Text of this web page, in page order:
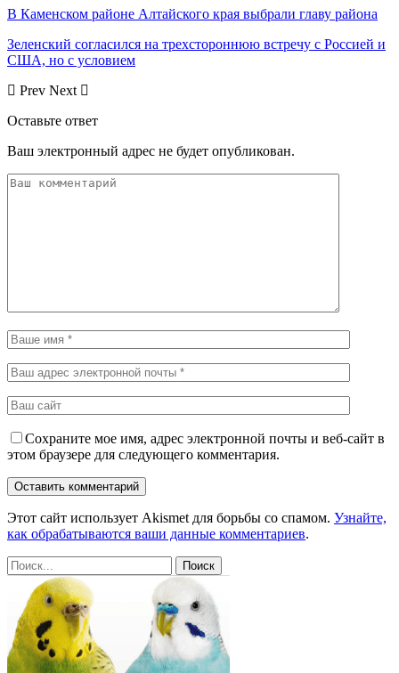
В Каменском районе Алтайского края выбрали главу района
Зеленский согласился на трехстороннюю встречу с Россией и
США, но с условием
Prev Next
Оставьте ответ
Ваш электронный адрес не будет опубликован.
Сохраните мое имя, адрес электронной почты и веб-сайт в
этом браузере для следующего комментария.
Этот сайт использует Akismet для борьбы со спамом. Узнайте,
как обрабатываются ваши данные комментариев.